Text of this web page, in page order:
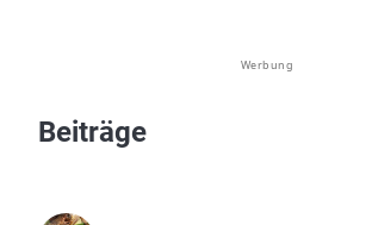
Werbung
Beiträge